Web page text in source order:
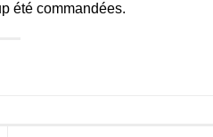
été commandées.